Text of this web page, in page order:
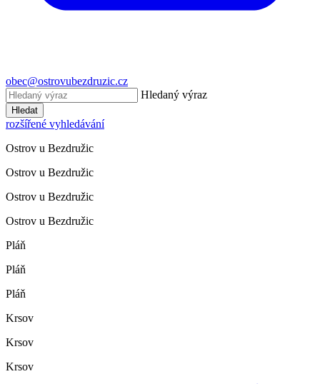
obec@ostrovubezdruzic.cz
Hledaný výraz
Hledat
rozšířené vyhledávání
Ostrov u Bezdružic
Ostrov u Bezdružic
Ostrov u Bezdružic
Ostrov u Bezdružic
Pláň
Pláň
Pláň
Krsov
Krsov
Krsov